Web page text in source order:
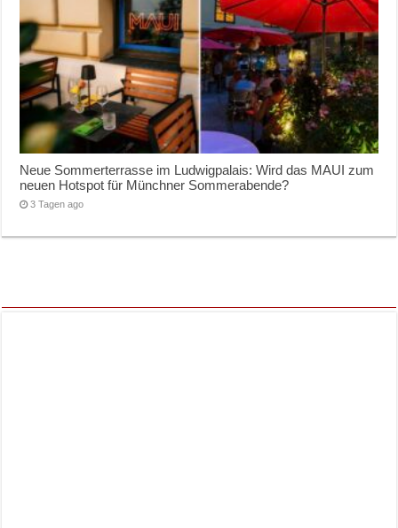
Neue Sommerterrasse im Ludwigpalais: Wird das MAUI zum
neuen Hotspot für Münchner Sommerabende?
3 Tagen ago